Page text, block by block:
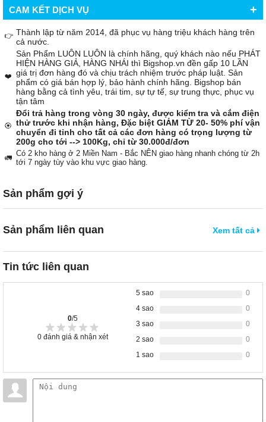
CAM KẾT DỊCH VỤ +
👉 Thành lập từ năm 2014, đã phục vụ hàng triệu khách hàng trên
cả nước.
❤️
Sản Phẩm LUÔN LUÔN là chính hãng, quý khách nào nếu PHÁT
HIỆN HÀNG GIẢ, HÀNG NHÁI thì Bigshop.vn đền gấp 10 LẦN
giá trị đơn hàng đó và chịu trách nhiệm trước pháp luật. Sản
phẩm có giá bán hợp lý, bảo hành chính hãng. Bigshop bán
hàng bằng cả tình yêu, trái tim, sự tự tế, sự trung thực, phục vụ
tận tâm
🏵️
Đổi trả hàng trong vòng 30 ngày, được kiểm tra và cắm điện
thử trước khi nhận hàng, Đặc biệt GIẢM TỪ 20- 50% phí vận
chuyển đi tỉnh cho tất cả các đơn hàng có trọng lượng từ
200g cho tới --> 100Kg, chỉ từ 30.000đ/đơn
🚛 Có 2 kho hàng ở 2 Miền Nam - Bắc NÊN giao hàng nhanh chóng từ 2h
tới 7 ngày tùy vào khu vực giao hàng.
Sản phẩm gợi ý
Sản phẩm liên quan Xem tất cả
Tin tức liên quan
0/5
0 đánh giá & nhận xét
5 sao
0
4 sao
0
3 sao
0
2 sao
0
1 sao
0